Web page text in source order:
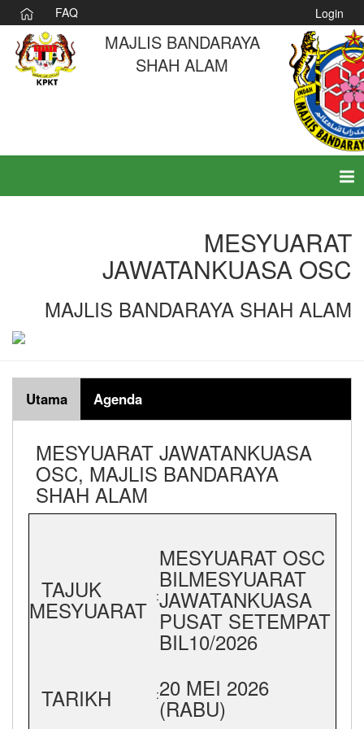
FAQ Login
MAJLIS BANDARAYA
SHAH ALAM
MESYUARAT
JAWATANKUASA OSC
MAJLIS BANDARAYA SHAH ALAM
Utama Agenda
MESYUARAT JAWATANKUASA
OSC, MAJLIS BANDARAYA
SHAH ALAM
TAJUK
MESYUARAT :
MESYUARAT OSC
BILMESYUARAT
JAWATANKUASA
PUSAT SETEMPAT
BIL10/2026
TARIKH
:20 MEI 2026
(RABU)